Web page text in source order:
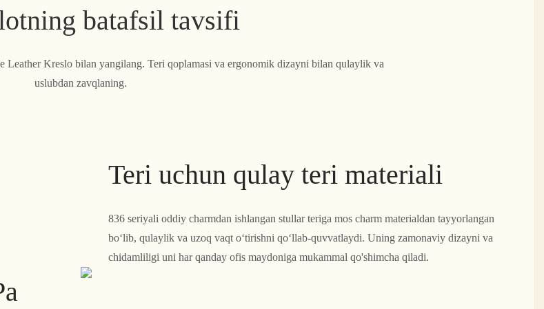
batafsil tavsifi
Kreslo bilan yangilang. Teri qoplamasi va ergonomik dizayni bilan qulaylik va
uslubdan zavqlaning.
Teri uchun qulay teri materiali
836 seriyali oddiy charmdan ishlangan stullar teriga mos charm materialdan tayyorlangan
bo‘lib, qulaylik va uzoq vaqt o‘tirishni qo‘llab-quvvatlaydi. Uning zamonaviy dizayni va
chidamliligi uni har qanday ofis maydoniga mukammal qo'shimcha qiladi.